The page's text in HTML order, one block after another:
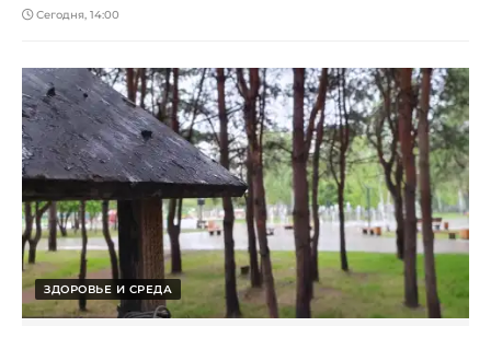
Сегодня, 14:00
ЗДОРОВЬЕ И СРЕДА